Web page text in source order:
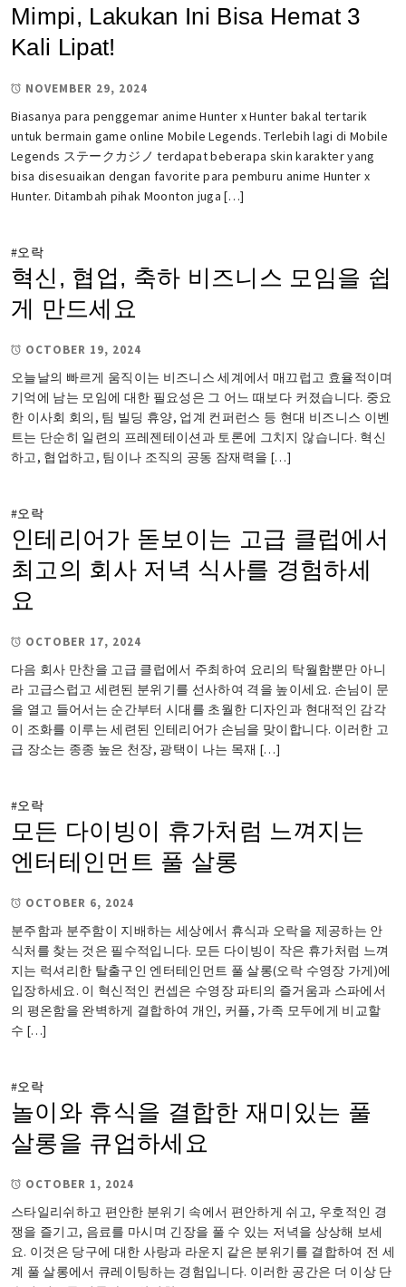
Mimpi, Lakukan Ini Bisa Hemat 3
Kali Lipat!
NOVEMBER 29, 2024
Biasanya para penggemar anime Hunter x Hunter bakal tertarik
untuk bermain game online Mobile Legends. Terlebih lagi di Mobile
Legends ステークカジノ terdapat beberapa skin karakter yang
bisa disesuaikan dengan favorite para pemburu anime Hunter x
Hunter. Ditambah pihak Moonton juga […]
#오락
혁신, 협업, 축하 비즈니스 모임을 쉽
게 만드세요
OCTOBER 19, 2024
오늘날의 빠르게 움직이는 비즈니스 세계에서 매끄럽고 효율적이며
기억에 남는 모임에 대한 필요성은 그 어느 때보다 커졌습니다. 중요
한 이사회 회의, 팀 빌딩 휴양, 업계 컨퍼런스 등 현대 비즈니스 이벤
트는 단순히 일련의 프레젠테이션과 토론에 그치지 않습니다. 혁신
하고, 협업하고, 팀이나 조직의 공동 잠재력을 […]
#오락
인테리어가 돋보이는 고급 클럽에서
최고의 회사 저녁 식사를 경험하세
요
OCTOBER 17, 2024
다음 회사 만찬을 고급 클럽에서 주최하여 요리의 탁월함뿐만 아니
라 고급스럽고 세련된 분위기를 선사하여 격을 높이세요. 손님이 문
을 열고 들어서는 순간부터 시대를 초월한 디자인과 현대적인 감각
이 조화를 이루는 세련된 인테리어가 손님을 맞이합니다. 이러한 고
급 장소는 종종 높은 천장, 광택이 나는 목재 […]
#오락
모든 다이빙이 휴가처럼 느껴지는
엔터테인먼트 풀 살롱
OCTOBER 6, 2024
분주함과 분주함이 지배하는 세상에서 휴식과 오락을 제공하는 안
식처를 찾는 것은 필수적입니다. 모든 다이빙이 작은 휴가처럼 느껴
지는 럭셔리한 탈출구인 엔터테인먼트 풀 살롱(오락 수영장 가게)에
입장하세요. 이 혁신적인 컨셉은 수영장 파티의 즐거움과 스파에서
의 평온함을 완벽하게 결합하여 개인, 커플, 가족 모두에게 비교할
수 […]
#오락
놀이와 휴식을 결합한 재미있는 풀
살롱을 큐업하세요
OCTOBER 1, 2024
스타일리쉬하고 편안한 분위기 속에서 편안하게 쉬고, 우호적인 경
쟁을 즐기고, 음료를 마시며 긴장을 풀 수 있는 저녁을 상상해 보세
요. 이것은 당구에 대한 사랑과 라운지 같은 분위기를 결합하여 전 세
계 풀 살롱에서 큐레이팅하는 경험입니다. 이러한 공간은 더 이상 단